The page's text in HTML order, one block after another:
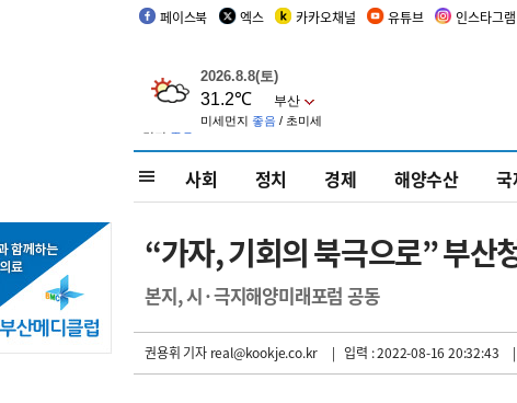
페이스북 엑스 카카오채널 유튜브 인스타그램
사회 정치 경제 해양수산 국
“가자, 기회의 북극으로” 부산
본지, 시·극지해양미래포럼 공동
권용휘 기자real@kookje.co.kr | 입력 : 2022-08-16 20:32:43